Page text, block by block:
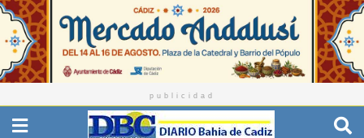
publicidad